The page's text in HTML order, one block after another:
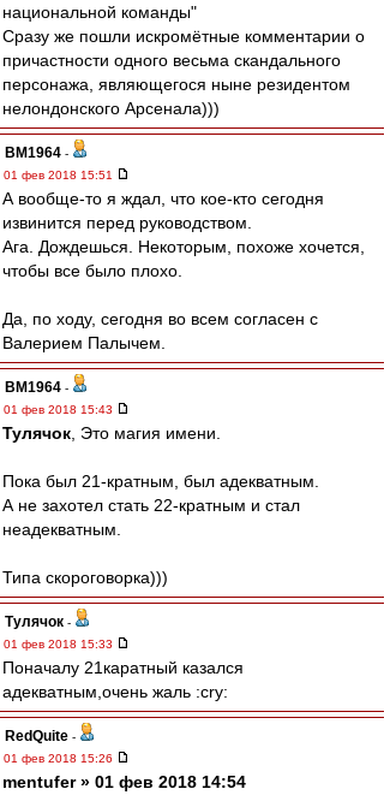
национальной команды"
Сразу же пошли искромётные комментарии о
причастности одного весьма скандального
персонажа, являющегося ныне резидентом
нелондонского Арсенала)))
BM1964 -
01 фев 2018 15:51
А вообще-то я ждал, что кое-кто сегодня
извинится перед руководством.
Ага. Дождешься. Некоторым, похоже хочется,
чтобы все было плохо.
Да, по ходу, сегодня во всем согласен с
Валерием Палычем.
BM1964 -
01 фев 2018 15:43
Тулячок , Это магия имени.
Пока был 21-кратным, был адекватным.
А не захотел стать 22-кратным и стал
неадекватным.
Типа скороговорка)))
Тулячок -
01 фев 2018 15:33
Поначалу 21каратный казался
адекватным,очень жаль :cry:
RedQuite -
01 фев 2018 15:26
mentufer » 01 фев 2018 14:54